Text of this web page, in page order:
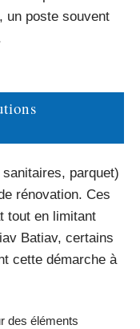
, un poste souvent
parquet)
rénovation. Ces
tout en limitant
Batiav, certains
cette démarche à
des éléments